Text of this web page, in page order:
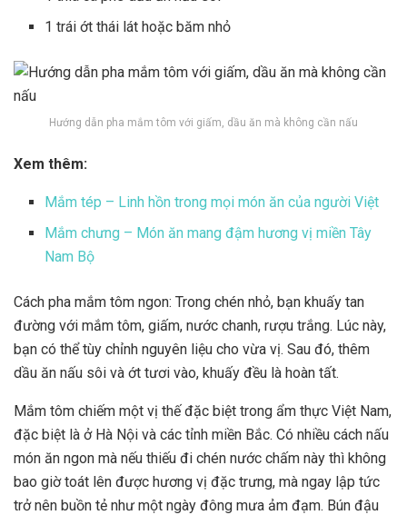
1 trái ớt thái lát hoặc băm nhỏ
Hướng dẫn pha mắm tôm với giấm, dầu ăn mà không cần nấu
Xem thêm:
Mắm tép – Linh hồn trong mọi món ăn của người Việt
Mắm chưng – Món ăn mang đậm hương vị miền Tây
Nam Bộ
Cách pha mắm tôm ngon: Trong chén nhỏ, bạn khuấy tan
đường với mắm tôm, giấm, nước chanh, rượu trắng. Lúc này,
bạn có thể tùy chỉnh nguyên liệu cho vừa vị. Sau đó, thêm
dầu ăn nấu sôi và ớt tươi vào, khuấy đều là hoàn tất.
Mắm tôm chiếm một vị thế đặc biệt trong ẩm thực Việt Nam,
đặc biệt là ở Hà Nội và các tỉnh miền Bắc. Có nhiều cách nấu
món ăn ngon mà nếu thiếu đi chén nước chấm này thì không
bao giờ toát lên được hương vị đặc trưng, mà ngay lập tức
trở nên buồn tẻ như một ngày đông mưa ảm đạm. Bún đậu